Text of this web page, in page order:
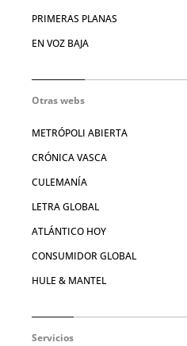
PRIMERAS PLANAS
EN VOZ BAJA
Otras webs
METRÓPOLI ABIERTA
CRÓNICA VASCA
CULEMANÍA
LETRA GLOBAL
ATLÁNTICO HOY
CONSUMIDOR GLOBAL
HULE & MANTEL
Servicios